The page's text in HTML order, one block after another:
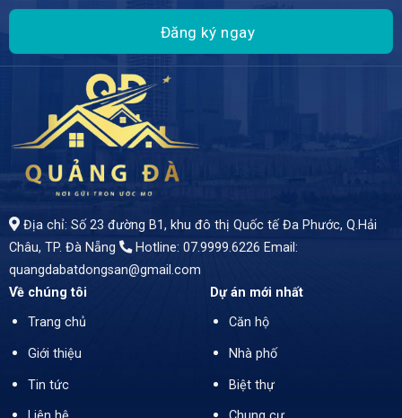
Địa chỉ: Số 23 đường B1, khu đô thị Quốc tế Đa Phước, Q.Hải
Châu, TP. Đà Nẵng
Hotline: 07.9999.6226 Email:
quangdabatdongsan@gmail.com
Về chúng tôi
Trang chủ
Giới thiệu
Tin tức
Dự án mới nhất
Căn hộ
Nhà phố
Biệt thự